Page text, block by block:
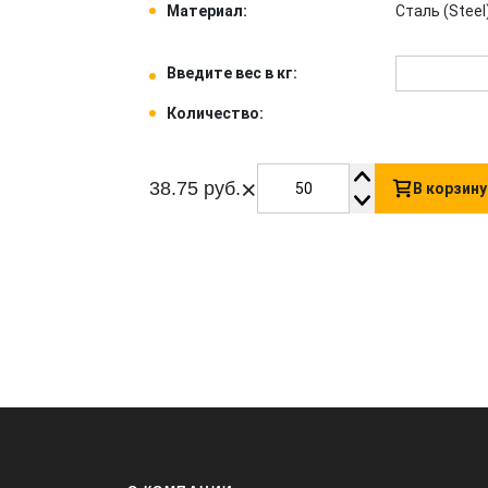
Материал:
Сталь (Steel)
Введите вес в кг:
Количество:
38.75 руб.× В корзину